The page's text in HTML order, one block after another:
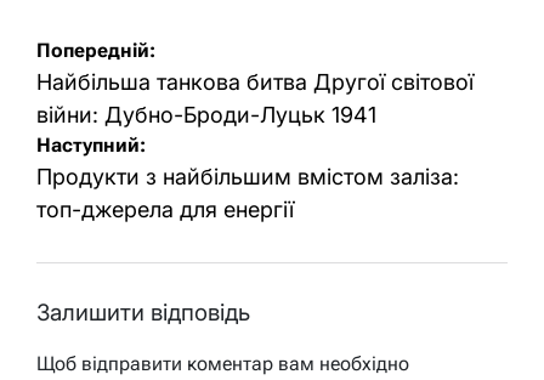
Навігація
записів
Попередній:
Найбільша танкова битва Другої світової
війни: Дубно-Броди-Луцьк 1941
Наступний:
Продукти з найбільшим вмістом заліза:
топ-джерела для енергії
Залишити відповідь
Щоб відправити коментар вам необхідно